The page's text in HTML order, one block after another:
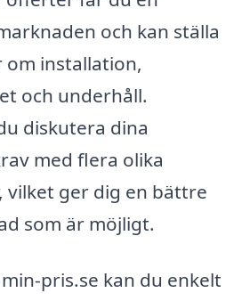
och kan ställa
om installation,
och underhåll.
diskutera dina
med flera olika
vilket ger dig en bättre
som är möjligt.
pris.se kan du enkelt